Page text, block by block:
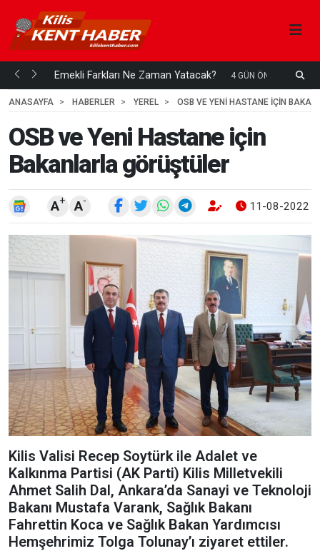
mi... Emekli Farkları Ne Zaman Yatacak? 4 GÜN ÖNCE
ANASAYFA
HABERLER YEREL OSB VE YENI HASTANE IÇIN
OSB ve Yeni Hastane için
Bakanlarla görüştüler
A+ A- 11-08-2022
Kilis Valisi Recep Soytürk ile Adalet ve
Kalkınma Partisi (AK Parti) Kilis Milletvekili
Ahmet Salih Dal, Ankara’da Sanayi ve Teknoloji
Bakanı Mustafa Varank, Sağlık Bakanı
Fahrettin Koca ve Sağlık Bakan Yardımcısı
Hemşehrimiz Tolga Tolunay’ı ziyaret ettiler.